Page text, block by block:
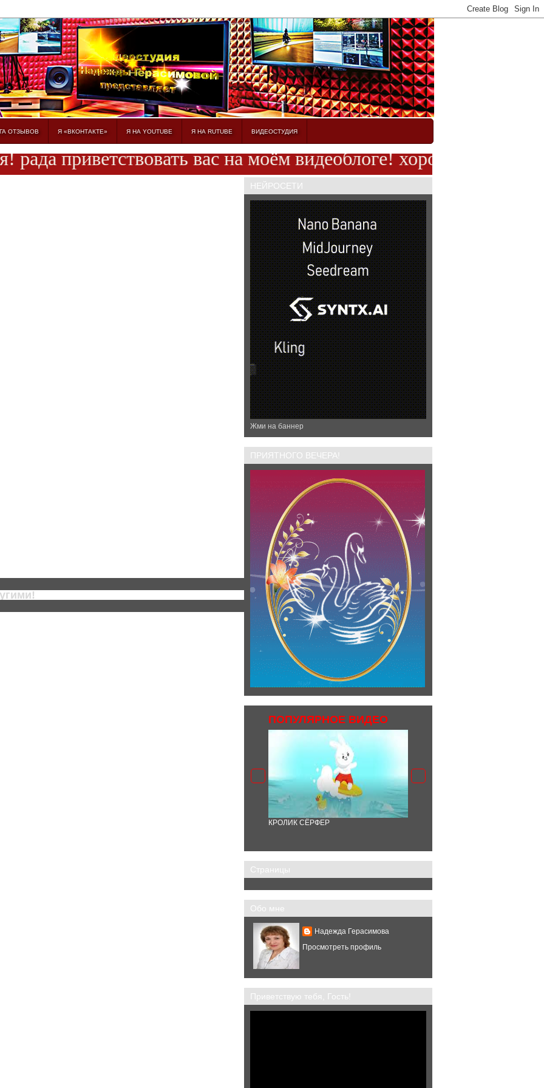
ОТЗЫВОВ Я «ВКОНТАКТЕ» Я НА YOUTUBE Я НА RUTUBE ВИДЕОСТУДИЯ
приветствовать вас на моём видеоблоге! хорошего вам
НЕЙРОСЕТИ
Жми на баннер
ПРИЯТНОГО ВЕЧЕРА!
ПОПУЛЯРНОЕ ВИДЕО
КРОЛИК СЁРФЕР
Страницы
Обо мне
Надежда Герасимова
Просмотреть профиль
Приветствую тебя, Гость!